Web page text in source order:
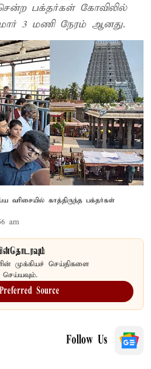
பக்தர்கள் கோவிலில்
3 மணி நேரம் ஆனது.
வரிசையில் காத்திருந்த பக்தர்கள்
am
முக்கியச் செய்திகளை
Source
Follow Us